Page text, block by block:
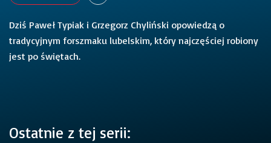
Dziś Paweł Typiak i Grzegorz Chyliński opowiedzą o
tradycyjnym forszmaku lubelskim, który najczęściej robiony
jest po świętach.
Ostatnie z tej serii: